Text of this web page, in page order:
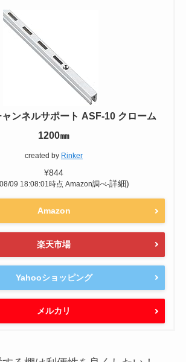
ャンネルサポート ASF-10 クローム
1200㎜
created by Rinker
¥844
09 18:08:01時点 Amazon調べ-詳細)
Amazon
楽天市場
Yahooショッピング
メルカリ